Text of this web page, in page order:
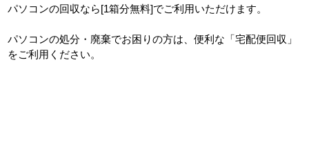
パソコンの回収なら[1箱分無料]でご利用いただけます。
パソコンの処分・廃棄でお困りの方は、便利な「宅配便回収」
をご利用ください。